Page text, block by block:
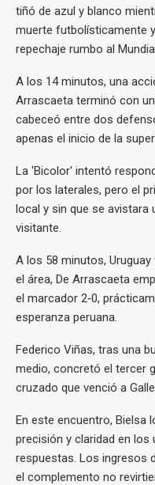
tiñó de azul y blanco
muerte futbolísticamente
repechaje rumbo al
A los 14 minutos, una
Arrascaeta terminó con
cabeceó entre dos
apenas el inicio de la
La 'Bicolor' intentó
por los laterales, pero el
local y sin que se avistara
visitante.
A los 58 minutos,
el área, De Arrascaeta
el marcador 2‑0,
esperanza peruana.
Federico Viñas, tras una
medio, concretó el tercer
cruzado que venció a
En este encuentro, Bielsa
precisión y claridad en
respuestas. Los ingresos
el complemento no